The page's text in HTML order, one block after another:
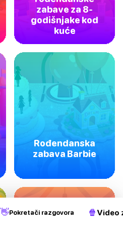
👋Pokretači razgovora 🍿 Video
zabave za 8-
godišnjake kod
kuće
Rođendanska
zabava Barbie